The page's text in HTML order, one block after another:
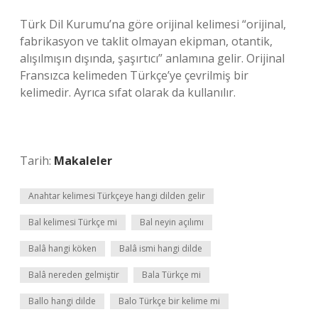
Türk Dil Kurumu’na göre orijinal kelimesi “orijinal,
fabrikasyon ve taklit olmayan ekipman, otantik,
alışılmışın dışında, şaşırtıcı” anlamına gelir. Orijinal
Fransızca kelimeden Türkçe’ye çevrilmiş bir
kelimedir. Ayrıca sıfat olarak da kullanılır.
Tarih: Makaleler
Anahtar kelimesi Türkçeye hangi dilden gelir
Bal kelimesi Türkçe mi Bal neyin açılımı
Balâ hangi köken Balâ ismi hangi dilde
Balâ nereden gelmiştir Bala Türkçe mi
Ballo hangi dilde Balo Türkçe bir kelime mi